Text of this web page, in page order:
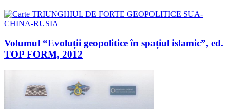
Volumul “Evoluții geopolitice în spațiul islamic”, ed.
TOP FORM, 2012